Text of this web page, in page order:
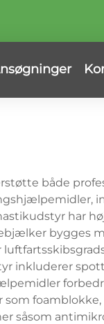
både
har
bygges
inkluderer
foamblokke,
såsom